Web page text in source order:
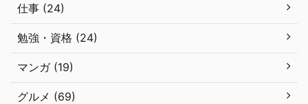
仕事 (24)
勉強・資格 (24)
マンガ (19)
グルメ (69)